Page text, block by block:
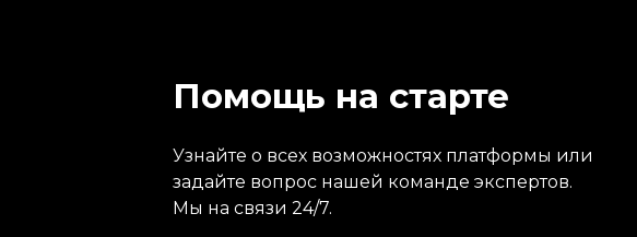
Помощь на старте
Узнайте о всех возможностях платформы или
задайте вопрос нашей команде экспертов.
Мы на связи 24/7.